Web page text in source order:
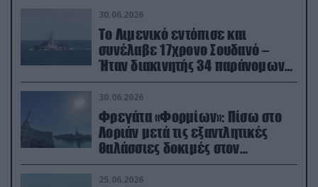
30.06.2026
Το Λιμενικό εντόπισε και
συνέλαβε 17χρονο Σουδανό –
Ήταν διακινητής 34 παράνομων
μεταναστών
30.06.2026
Φρεγάτα «Φορμίων»: Πίσω στο
Λοριάν μετά τις εξαντλητικές
θαλάσσιες δοκιμές στον
απαιτητικό Βισκαϊκό
25.06.2026